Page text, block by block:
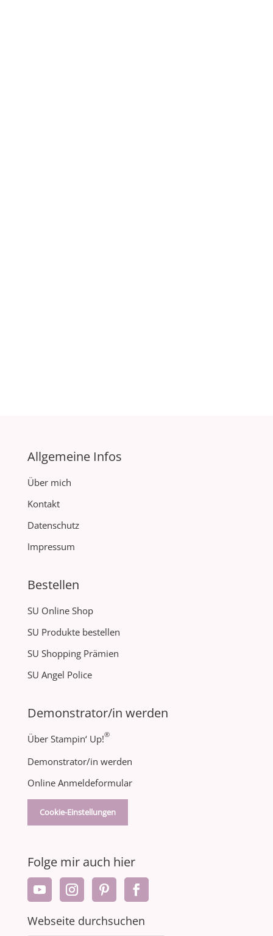
Allgemeine Infos
Über mich
Kontakt
Datenschutz
Impressum
Bestellen
SU Online Shop
SU Produkte bestellen
SU Shopping Prämien
SU Angel Police
Demonstrator/in werden
Über Stampin‘ Up!®
Demonstrator/in werden
Online Anmeldeformular
Cookie-Einstellungen
Folge mir auch hier
Webseite durchsuchen